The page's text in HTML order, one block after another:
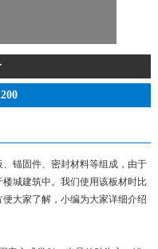
锚固件、密封材料等组成，由于
城建筑中。我们使用该板材时比
大家了解，小编为大家详细介绍